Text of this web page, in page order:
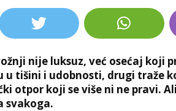
nije luksuz, već osećaj koji
u tišini i udobnosti, drugi traže
otpor koji se više ni ne pravi.
svakoga.